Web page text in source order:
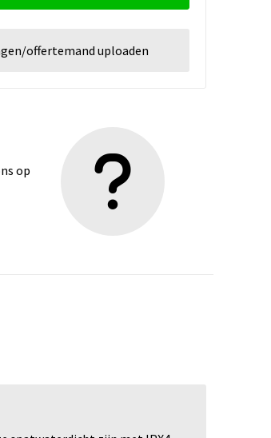
offertemand uploaden
op